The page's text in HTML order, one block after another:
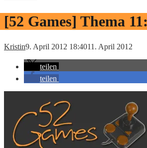
[52 Games] Thema
Kristin9. April 2012 18:4011. April 2012
teilen
teilen